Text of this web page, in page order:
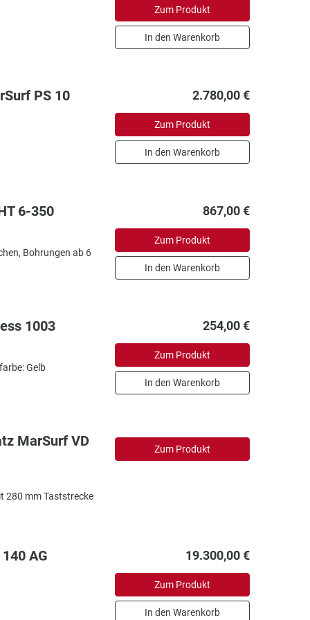
Zum Produkt
In den Warenkorb
PS 10 2.780,00 €
Zum Produkt
In den Warenkorb
6-350
Bohrungen ab 6
867,00 €
Zum Produkt
In den Warenkorb
1003
Gelb
254,00 €
Zum Produkt
In den Warenkorb
MarSurf VD
280 mm Taststrecke
Zum Produkt
AG 19.300,00 €
Zum Produkt
In den Warenkorb